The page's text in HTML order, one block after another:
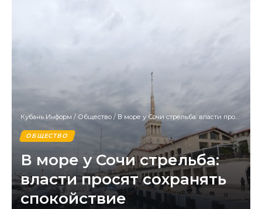
Кубань Информ / Общество / В море у Сочи стрельба: власти просят сохранять спокойствие
ОБЩЕСТВО
В море у Сочи стрельба:
власти просят сохранять
спокойствие